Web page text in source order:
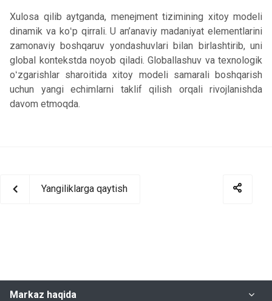
Xulosa qilib aytganda, menejment tizimining xitoy modeli
dinamik va koʻp qirrali. U an’anaviy madaniyat elementlarini
zamonaviy boshqaruv yondashuvlari bilan birlashtirib, uni
global kontekstda noyob qiladi. Globallashuv va texnologik
oʻzgarishlar sharoitida xitoy modeli samarali boshqarish
uchun yangi echimlarni taklif qilish orqali rivojlanishda
davom etmoqda.
Yangiliklarga qaytish
Markaz haqida